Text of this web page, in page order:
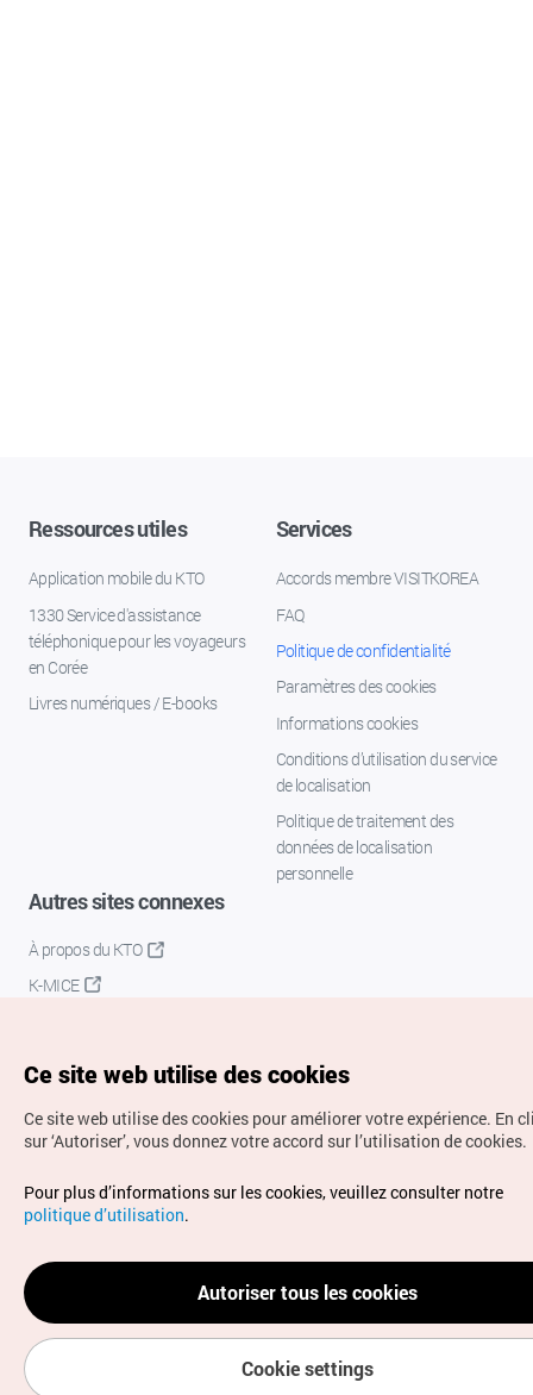
Ressources utiles
Application mobile du KTO
1330 Service d'assistance
téléphonique pour les voyageurs
en Corée
Livres numériques / E-books
Services
Accords membre VISITKOREA
FAQ
Politique de confidentialité
Paramètres des cookies
Informations cookies
Conditions d’utilisation du service
de localisation
Politique de traitement des
données de localisation
personnelle
Autres sites connexes
À propos du KTO
K-MICE
Droits d’auteur (c) Office National du Tourisme en Corée.
Tous droits réservés.
Pour les rapports d'erreurs et demandes de renseignements,
adressez vos demandes à
info.ontc@gmail.com
Ce site web utilise des cookies
Ce site web utilise des cookies pour améliorer votre expérience. En
sur ‘Autoriser’, vous donnez votre accord sur l’utilisation de cookies.
Pour plus d’informations sur les cookies, veuillez consulter notre
politique d’utilisation.
Autoriser tous les cookies
Cookie settings